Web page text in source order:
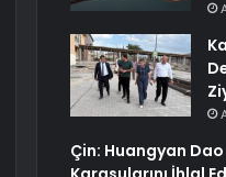
Çin: Huangyan Dao